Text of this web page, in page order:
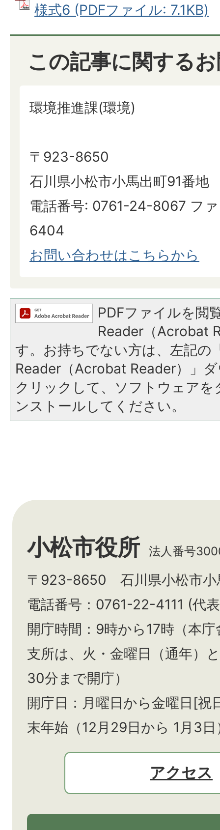
様式6 (PDFファイル: 7.1KB)
この記事に関する
環境推進課(環境)
〒923-8650
石川県小松市小馬出町91番地
電話番号: 0761-24-8067 フ
6404
お問い合わせはこちらから
PDFファイルを閲
Reader（Acrobat
す。お持ちでない方は、左記の
Reader（Acrobat Reader）」
クリックして、ソフトウェア
ンストールしてください。
小松市役所 法人番号
〒923-8650 石川県小松市小
電話番号：0761-22-4111 (代
開庁時間：9時から17時（本
支所は、火・金曜日（通年）と
30分まで開庁）
開庁日：月曜日から金曜日[祝
末年始（12月29日から 1月3
アクセス